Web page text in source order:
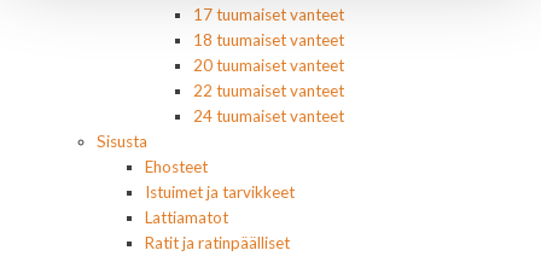
17 tuumaiset vanteet
18 tuumaiset vanteet
20 tuumaiset vanteet
22 tuumaiset vanteet
24 tuumaiset vanteet
Sisusta
Ehosteet
Istuimet ja tarvikkeet
Lattiamatot
Ratit ja ratinpäälliset